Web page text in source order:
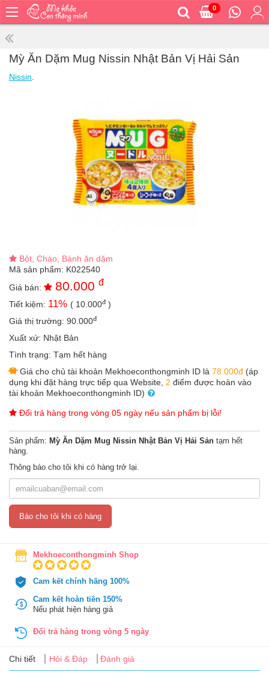
0
Bé
ăn
khỏe
&
toàn
Bé
tắm
Bé
chơi
học
Dành
mẹ
Dành
cho
Đồ
dùng
trong
nhà
tức
FAQ
Mỳ Ăn Dặm Mug Nissin Nhật Bản Vị Hải Sản
Nissin
Bột, Cháo, Bánh ăn dặm
Mã sản phẩm: K022540
Giá bán:
80.000 đ
Tiết kiệm: 11% ( 10.000đ )
Giá thị trường: 90.000đ
Xuất xứ: Nhật Bản
Tình trạng: Tạm hết hàng
Giá cho chủ tài khoản Mekhoeconthongminh ID là 78.000đ (áp
dụng khi đặt hàng trực tiếp qua Website, 2 điểm được hoàn vào
tài khoản Mekhoeconthongminh ID)
Đổi trả hàng trong vòng 05 ngày nếu sản phẩm bị lỗi!
Sản phẩm: Mỳ Ăn Dặm Mug Nissin Nhật Bản Vị Hải Sản tạm hết
hàng.
Thông báo cho tôi khi có hàng trở lại.
Báo cho tôi khi có hàng
Mekhoeconthongminh Shop
Cam kết chính hãng 100%
Cam kết hoàn tiền 150%
Nếu phát hiện hàng giả
Đổi trả hàng trong vòng 5 ngày
Chi tiết Hỏi & Đáp Đánh giá